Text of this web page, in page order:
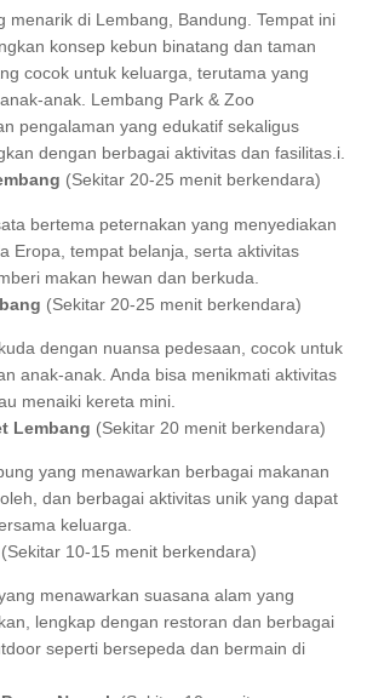
menarik di Lembang, Bandung. Tempat ini
konsep kebun binatang dan taman
cocok untuk keluarga, terutama yang
anak. Lembang Park & Zoo
pengalaman yang edukatif sekaligus
dengan berbagai aktivitas dan fasilitas.i.
(Sekitar 20-25 menit berkendara)
bertema peternakan yang menyediakan
Eropa, tempat belanja, serta aktivitas
makan hewan dan berkuda.
(Sekitar 20-25 menit berkendara)
dengan nuansa pedesaan, cocok untuk
anak-anak. Anda bisa menikmati aktivitas
menaiki kereta mini.
Lembang (Sekitar 20 menit berkendara)
yang menawarkan berbagai makanan
dan berbagai aktivitas unik yang dapat
keluarga.
(Sekitar 10-15 menit berkendara)
menawarkan suasana alam yang
lengkap dengan restoran dan berbagai
seperti bersepeda dan bermain di